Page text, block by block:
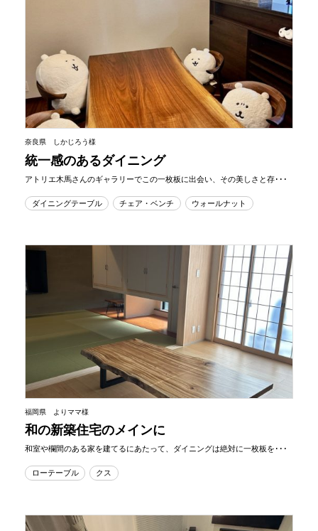
奈良県 しかじろう様
統一感のあるダイニング
アトリエ木馬さんのギャラリーでこの一枚板に出会い、その美しさと存･･･
ダイニングテーブル チェア・ベンチ ウォールナット
福岡県 よりママ様
和の新築住宅のメインに
和室や欄間のある家を建てるにあたって、ダイニングは絶対に一枚板を･･･
ローテーブル クス